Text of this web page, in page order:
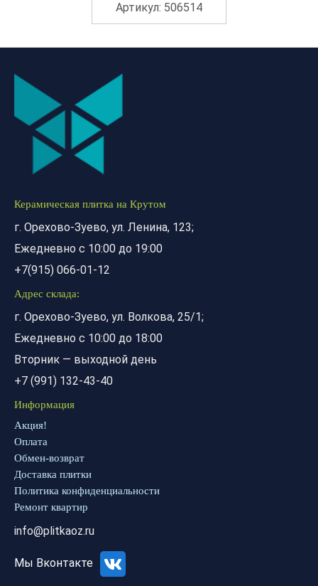
Артикул: 506514
Керамическая плитка на Крутом
г. Орехово-Зуево, ул. Ленина, 123;
Ежедневно с 10:00 до 19:00
+7(915) 066-01-12
Адрес склада:
г. Орехово-Зуево, ул. Волкова, 25/1;
Ежедневно с 10:00 до 18:00
Вторник — выходной день
+7 (991) 132-43-40
Информация
Акция!
Оплата
Обмен-возврат
Доставка плитки
Политика конфиденциальности
Ремонт квартир
info@plitkaoz.ru
Мы Вконтакте